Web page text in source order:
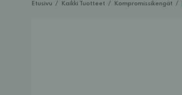
Etusivu / Kaikki Tuotteet / Kompromissikengät /